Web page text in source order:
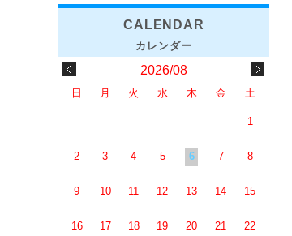
2026/08
日 月 火 水 木 金 土
1
2 3 4 5 6 7 8
9 10 11 12 13 14 15
16 17 18 19 20 21 22